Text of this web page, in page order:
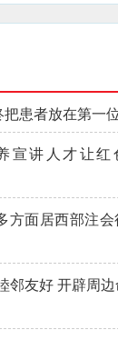
患者放在第一
宣讲人才让红
方面居西部注会
邻友好 开辟周